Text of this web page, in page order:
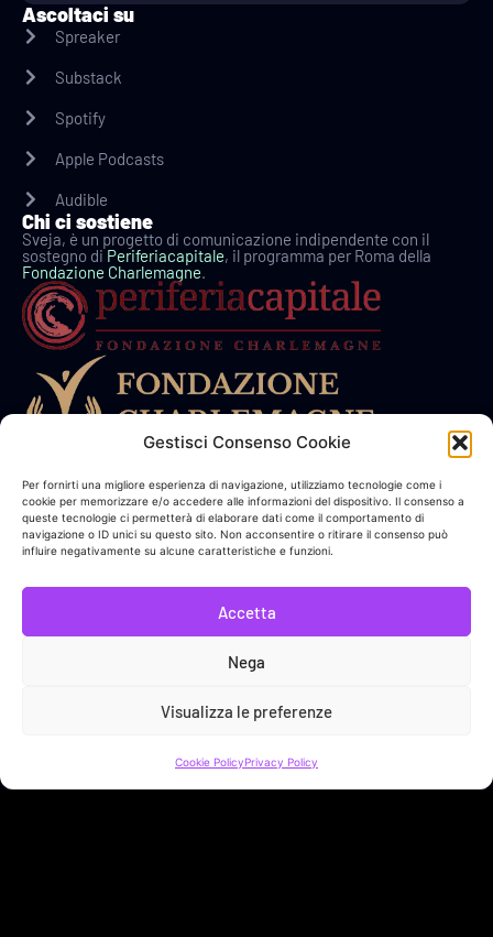
Gestisci Consenso Cookie
Per fornirti una migliore esperienza di navigazione, utilizziamo tecnologie come i
cookie per memorizzare e/o accedere alle informazioni del dispositivo. Il consenso a
queste tecnologie ci permetterà di elaborare dati come il comportamento di
navigazione o ID unici su questo sito. Non acconsentire o ritirare il consenso può
influire negativamente su alcune caratteristiche e funzioni.
Accetta
Nega
Visualizza le preferenze
Cookie PolicyPrivacy Policy
Ascoltaci su
Spreaker
Substack
Spotify
Apple Podcasts
Audible
Chi ci sostiene
Sveja, è un progetto di comunicazione indipendente con il
sostegno diPeriferiacapitale, il programma per Roma della
Fondazione Charlemagne.
Link Utili
Sostieni Sveja!
Bacheca Donatore
Cookie Policy